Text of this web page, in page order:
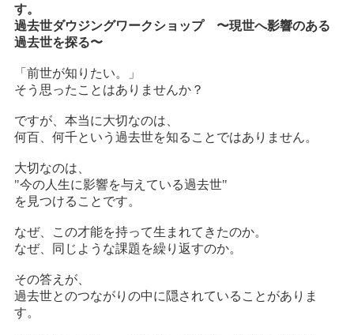
す。
過去世ダウジングワークショップ 〜現世へ影響のある
過去世を探る〜
「前世が知りたい。」
そう思ったことはありませんか？
ですが、本当に大切なのは、
何百、何千という過去世を知ることではありません。
大切なのは、
"今の人生に影響を与えている過去世"
を見つけることです。
なぜ、この才能を持って生まれてきたのか。
なぜ、同じような課題を繰り返すのか。
その答えが、
過去世とのつながりの中に隠されていることがありま
す。